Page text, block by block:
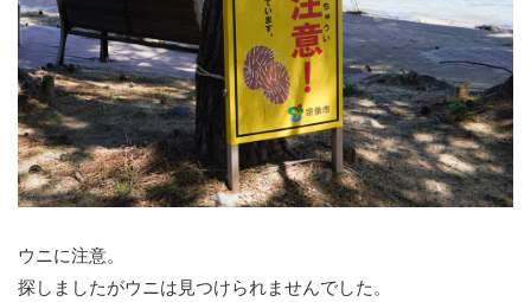
ウニに注意。
探しましたがウニは見つけられませんでした。